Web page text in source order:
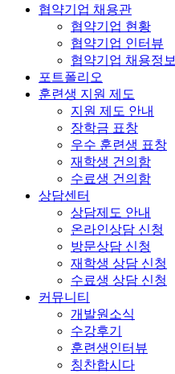
협약기업 채용관
협약기업 현황
협약기업 인터뷰
협약기업 채용정보
포트폴리오
훈련생 지원 제도
지원 제도 안내
장학금 표창
우수 훈련생 표창
재학생 건의함
수료생 건의함
상담센터
상담제도 안내
온라인상담 신청
방문상담 신청
재학생 상담 신청
수료생 상담 신청
커뮤니티
개발원소식
수강후기
훈련생인터뷰
칭찬합시다